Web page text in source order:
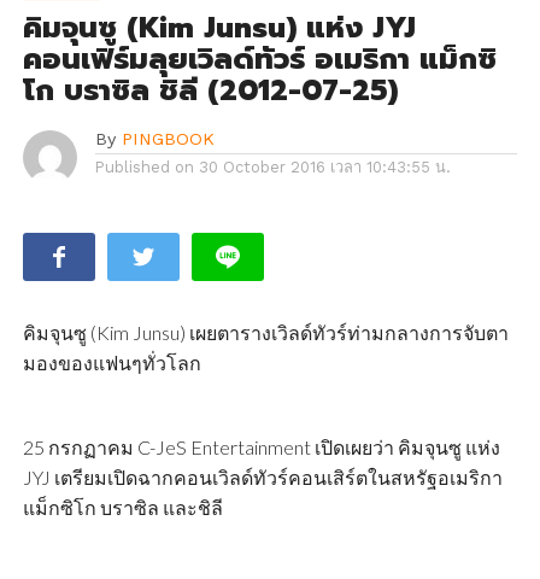
คิมจุนซู (Kim Junsu) แห่ง JYJ
คอนเฟิร์มลุยเวิลด์ทัวร์ อเมริกา แม็กซิ
โก บราซิล ชิลี (2012-07-25)
By PINGBOOK
Published on 30 October 2016 เวลา 10:43:55 น.
คิมจุนซู (Kim Junsu) เผยตารางเวิลด์ทัวร์ท่ามกลางการจับตา
มองของแฟนๆทั่วโลก
25 กรกฏาคม C-JeS Entertainment เปิดเผยว่า คิมจุนซู แห่ง
JYJ เตรียมเปิดฉากคอนเวิลด์ทัวร์คอนเสิร์ตในสหรัฐอเมริกา
แม็กซิโก บราซิล และชิลี